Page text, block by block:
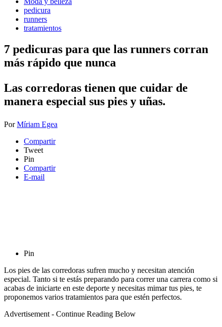
pedicura
runners
tratamientos
7 pedicuras para que las runners corran
más rápido que nunca
Las corredoras tienen que cuidar de
manera especial sus pies y uñas.
PorMíriam Egea
Compartir
Tweet
Pin
Compartir
E-mail
Pin
Los pies de las corredoras sufren mucho y necesitan atención
especial. Tanto si te estás preparando para correr una carrera como si
acabas de iniciarte en este deporte y necesitas mimar tus pies, te
proponemos varios tratamientos para que estén perfectos.
Advertisement - Continue Reading Below